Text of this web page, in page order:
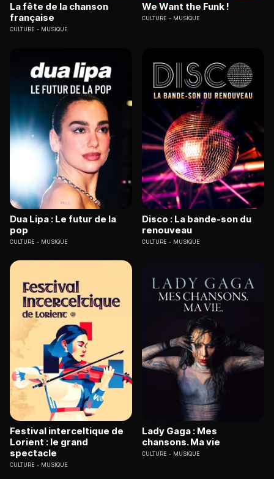
La fête de la chanson
française
CULTURE MUSIQUE
We Want the Funk !
CULTURE MUSIQUE
Dua Lipa : Le futur de la
pop
CULTURE MUSIQUE
Disco : La bande-son du
renouveau
CULTURE MUSIQUE
Festival interceltique de
Lorient : le grand
spectacle
CULTURE MUSIQUE
Lady Gaga : Mes
chansons. Ma vie
CULTURE MUSIQUE